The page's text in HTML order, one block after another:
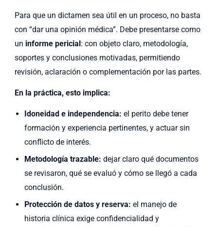
Para que un dictamen sea útil en un proceso, no basta
con “dar una opinión médica”. Debe presentarse como
un informe pericial: con objeto claro, metodología,
soportes y conclusiones motivadas, permitiendo
revisión, aclaración o complementación por las partes.
En la práctica, esto implica:
Idoneidad e independencia: el perito debe tener
formación y experiencia pertinentes, y actuar sin
conflicto de interés.
Metodología trazable: dejar claro qué documentos
se revisaron, qué se evaluó y cómo se llegó a cada
conclusión.
Protección de datos y reserva: el manejo de
historia clínica exige confidencialidad y